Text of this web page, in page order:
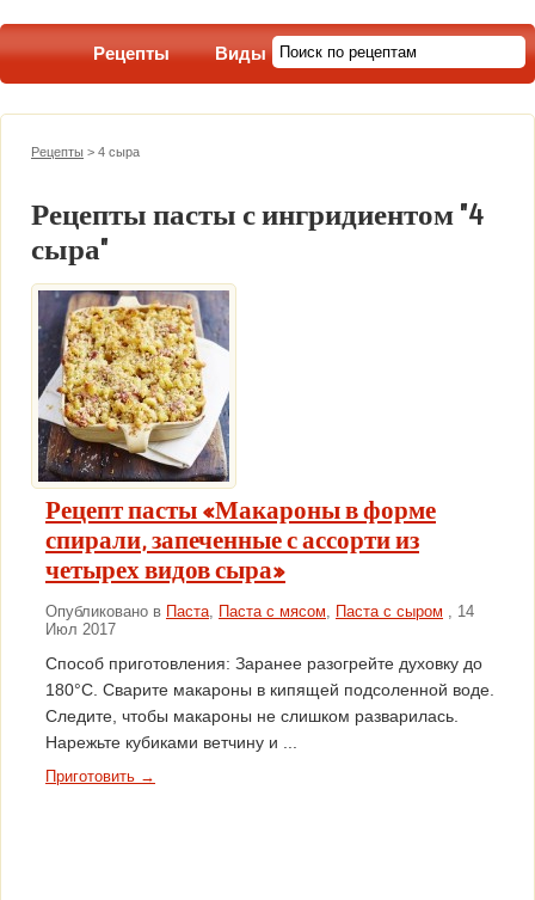
Рецепты Виды пасты
Рецепты > 4 сыра
Рецепты пасты с ингридиентом "4
сыра"
Рецепт пасты «Макароны в форме
спирали, запеченные с ассорти из
четырех видов сыра»
Опубликовано в Паста, Паста с мясом, Паста с сыром , 14
Июл 2017
Способ приготовления: Заранее разогрейте духовку до
180°C. Сварите макароны в кипящей подсоленной воде.
Следите, чтобы макароны не слишком разварилась.
Нарежьте кубиками ветчину и ...
Приготовить →